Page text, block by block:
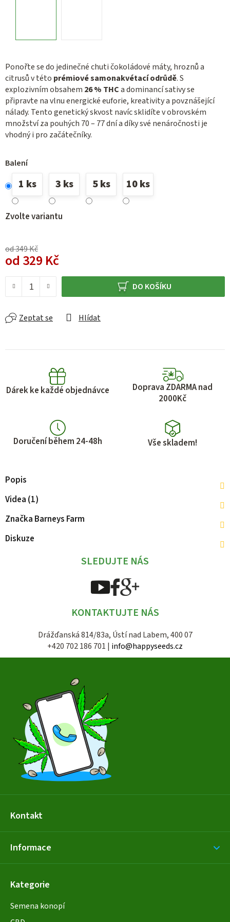
Ponořte se do jedinečné chuti čokoládové máty, hroznů a
citrusů v této prémiové samonakvétací odrůdě. S
explozivním obsahem 26 % THCa dominancí sativy se
připravte na vlnu energické euforie, kreativity a povznášející
nálady. Tento genetický skvost navíc sklidíte v obrovském
množství za pouhých 70 – 77 dní a díky své nenáročnosti je
vhodný i pro začátečníky.
Balení
1 ks 3 ks 5 ks 10 ks
Zvolte variantu
od 349 Kč
od 329 Kč
DO KOŠÍKU
Zeptat se Hlídat
Dárek ke každé objednávce
Doprava ZDARMA nad
2000Kč
Doručení během 24-48h Vše skladem!
Popis
Videa (1)
Značka Barneys Farm
Diskuze
SLEDUJTE NÁS
KONTAKTUJTE NÁS
Drážďanská 814/83a, Ústí nad Labem, 400 07
+420 702 186 701 | info@happyseeds.cz
Kontakt
Informace
Kategorie
Semena konopí